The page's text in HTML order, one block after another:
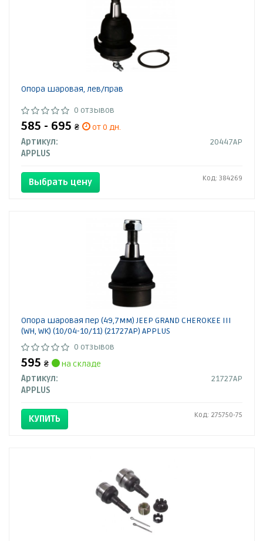
Опора шаровая, лев/прав
0 отзывов
585 - 695 ₴
от 0 дн.
Артикул:
20447AP
APPLUS
Выбрать цену Код: 384269
Опора шаровая пер (49,7мм) JEEP GRAND CHEROKEE III
(WH, WK) (10/04-10/11) (21727AP) APPLUS
0 отзывов
595 ₴
на складе
Артикул:
21727AP
APPLUS
КУПИТЬ Код: 275750-75